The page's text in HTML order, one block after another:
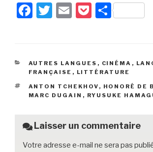
F
e
b
o
k
T
er
E
P
k
et
P
g
er
CATÉGORIES
AUTRES LANGUES , CINÉMA ,
FRANÇAISE , LITTÉRATURE
ÉTIQUETTES
ANTON TCHEKHOV , HONORÉ DE
MARC DUGAIN , RYUSUKE
Laisser un commentaire
Votre adresse e-mail ne sera pas